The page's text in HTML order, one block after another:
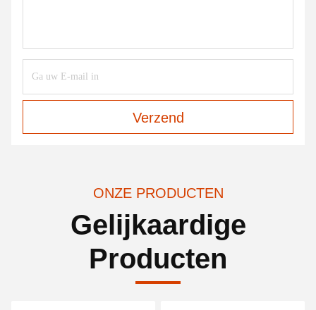
Verzend
ONZE PRODUCTEN
Gelijkaardige
Producten